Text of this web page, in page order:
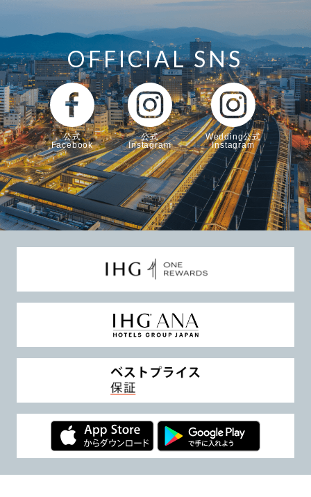
OFFICIAL SNS
公式
Facebook
公式
Instagram
Wedding公式
Instagram